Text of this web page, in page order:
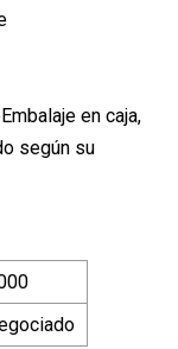
en caja,
según su